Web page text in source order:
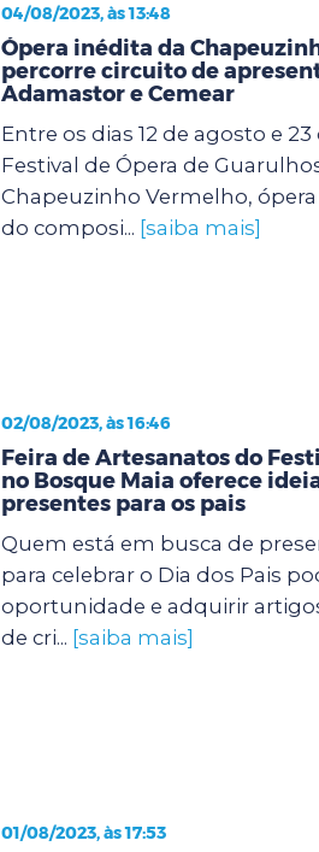
04/08/2023, às 13:48
Ópera inédita da
percorre circuito de
Adamastor e Cemear
Entre os dias 12 de agosto e
Festival de Ópera de
Chapeuzinho Vermelho,
do composi... [saiba mais]
02/08/2023, às 16:46
Feira de Artesanatos do
no Bosque Maia oferece
presentes para os pais
Quem está em busca de
para celebrar o Dia dos Pais
oportunidade e adquirir
de cri... [saiba mais]
01/08/2023, às 17:53